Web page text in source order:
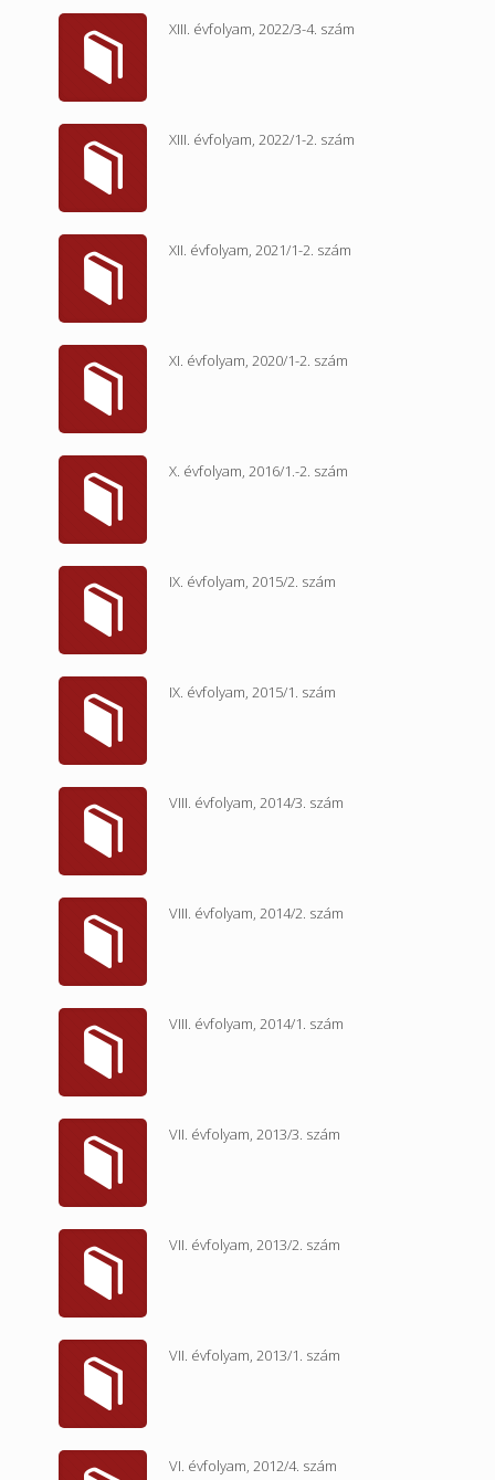
XIII. évfolyam, 2022/3-4. szám
XIII. évfolyam, 2022/1-2. szám
XII. évfolyam, 2021/1-2. szám
XI. évfolyam, 2020/1-2. szám
X. évfolyam, 2016/1.-2. szám
IX. évfolyam, 2015/2. szám
IX. évfolyam, 2015/1. szám
VIII. évfolyam, 2014/3. szám
VIII. évfolyam, 2014/2. szám
VIII. évfolyam, 2014/1. szám
VII. évfolyam, 2013/3. szám
VII. évfolyam, 2013/2. szám
VII. évfolyam, 2013/1. szám
VI. évfolyam, 2012/4. szám